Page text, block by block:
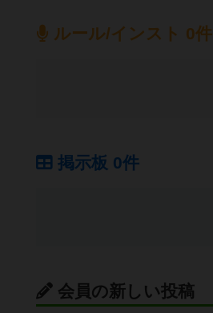
ルール/インスト 0件
掲示板 0件
会員の新しい投稿